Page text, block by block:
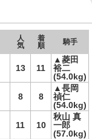
人
気
着
順
騎手
13 11
▲菱田
裕二
(54.0kg)
8 8
▲長岡
禎仁
(54.0kg)
11 10
秋山 真
一郎
(57.0kg)